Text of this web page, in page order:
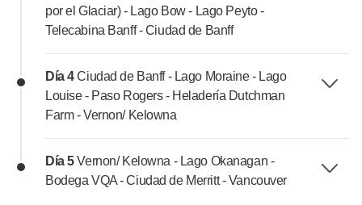
por el Glaciar) - Lago Bow - Lago Peyto -
Telecabina Banff - Ciudad de Banff
Día 4Ciudad de Banff - Lago Moraine - Lago
Louise - Paso Rogers - Heladería Dutchman
Farm - Vernon/ Kelowna
Día 5Vernon/ Kelowna - Lago Okanagan -
Bodega VQA - Ciudad de Merritt - Vancouver